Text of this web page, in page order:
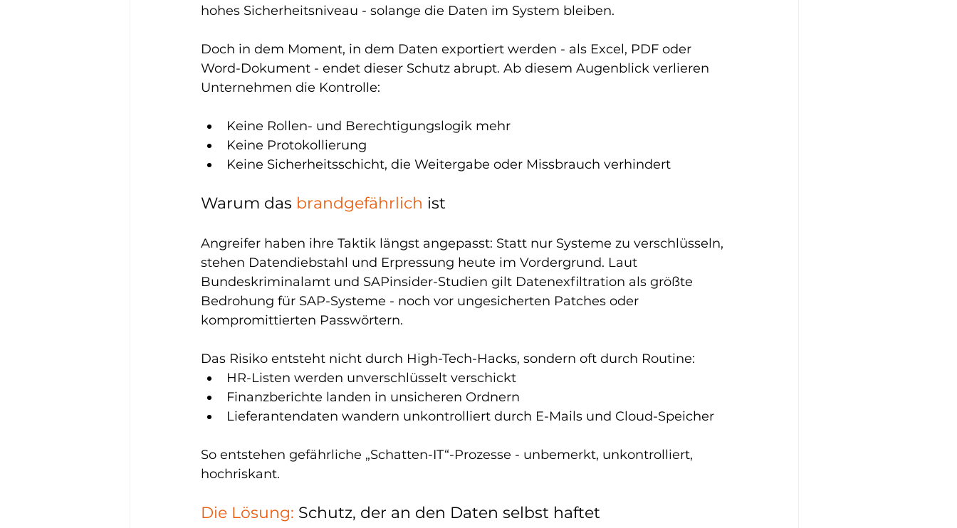
hohes Sicherheitsniveau - solange die Daten im System bleiben.
Doch in dem Moment, in dem Daten exportiert werden - als Excel, PDF oder
Word-Dokument - endet dieser Schutz abrupt. Ab diesem Augenblick verlieren
Unternehmen die Kontrolle:
Keine Rollen- und Berechtigungslogik mehr
Keine Protokollierung
Keine Sicherheitsschicht, die Weitergabe oder Missbrauch verhindert
Warum das brandgefährlich ist
Angreifer haben ihre Taktik längst angepasst: Statt nur Systeme zu verschlüsseln,
stehen Datendiebstahl und Erpressung heute im Vordergrund. Laut
Bundeskriminalamt und SAPinsider-Studien gilt Datenexfiltration als größte
Bedrohung für SAP-Systeme - noch vor ungesicherten Patches oder
kompromittierten Passwörtern.
Das Risiko entsteht nicht durch High-Tech-Hacks, sondern oft durch Routine:
HR-Listen werden unverschlüsselt verschickt
Finanzberichte landen in unsicheren Ordnern
Lieferantendaten wandern unkontrolliert durch E-Mails und Cloud-Speicher
So entstehen gefährliche „Schatten-IT“-Prozesse - unbemerkt, unkontrolliert,
hochriskant.
Die Lösung: Schutz, der an den Daten selbst haftet